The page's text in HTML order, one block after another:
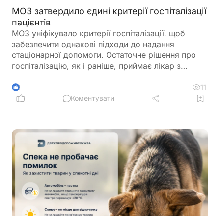
МОЗ затвердило єдині критерії госпіталізації
пацієнтів
МОЗ уніфікувало критерії госпіталізації, щоб
забезпечити однакові підходи до надання
стаціонарної допомоги. Остаточне рішення про
госпіталізацію, як і раніше, приймає лікар з
3
11
Коментувати